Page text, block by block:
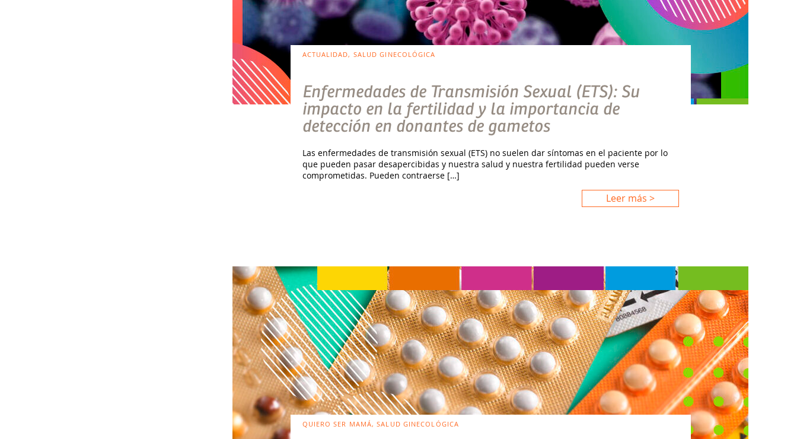
ACTUALIDAD, SALUD GINECOLÓGICA
Enfermedades de Transmisión Sexual (ETS): Su
impacto en la fertilidad y la importancia de
detección en donantes de gametos
Las enfermedades de transmisión sexual (ETS) no suelen dar síntomas en el paciente por lo
que pueden pasar desapercibidas y nuestra salud y nuestra fertilidad pueden verse
comprometidas. Pueden contraerse […]
Leer más >
QUIERO SER MAMÁ, SALUD GINECOLÓGICA